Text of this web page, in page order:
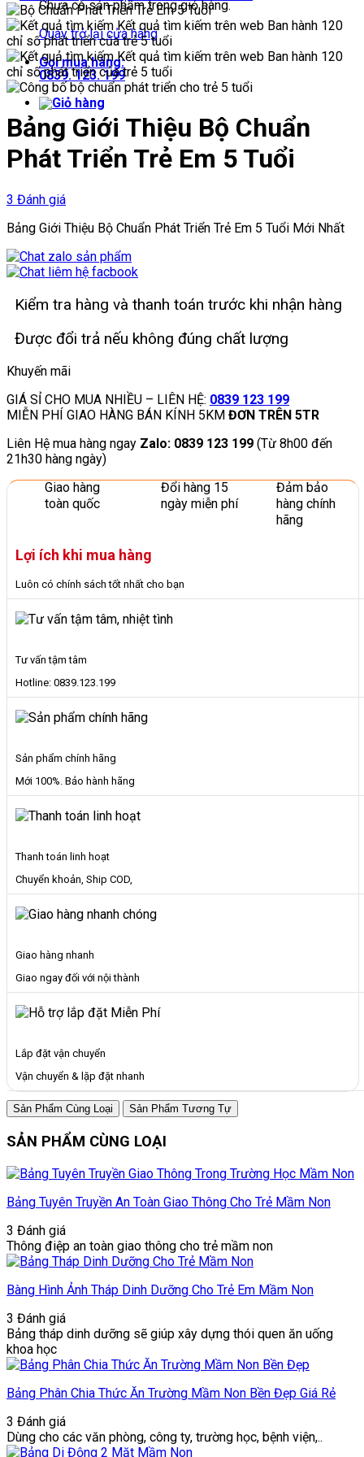
Chưa có sản phẩm trong giỏ hàng.
Quay trở lại cửa hàng
Gọi mua hàng:
0839. 123. 199
Bảng Giới Thiệu Bộ Chuẩn
Phát Triển Trẻ Em 5 Tuổi
3 Đánh giá
Bảng Giới Thiệu Bộ Chuẩn Phát Triển Trẻ Em 5 Tuổi Mới Nhất
Kiểm tra hàng và thanh toán trước khi nhận hàng
Được đổi trả nếu không đúng chất lượng
Khuyến mãi
GIÁ SỈ CHO MUA NHIỀU – LIÊN HỆ: 0839 123 199
MIỄN PHÍ GIAO HÀNG BÁN KÍNH 5KM ĐƠN TRÊN 5TR
Liên Hệ mua hàng ngay Zalo: 0839 123 199 (Từ 8h00 đến
21h30 hàng ngày)
Giao hàng
toàn quốc
Đổi hàng 15
ngày miễn phí
Đảm bảo
hàng chính
hãng
Lợi ích khi mua hàng
Luôn có chính sách tốt nhất cho bạn
Tư vấn tậm tâm
Hotline: 0839.123.199
Sản phẩm chính hãng
Mới 100%. Bảo hành hãng
Thanh toán linh hoạt
Chuyển khoản, Ship COD,
Giao hàng nhanh
Giao ngay đối với nội thành
Lắp đặt vận chuyển
Vận chuyển & lặp đặt nhanh
Sản Phẩm Cùng Loại Sản Phẩm Tương Tự
SẢN PHẨM CÙNG LOẠI
Bảng Tuyên Truyền An Toàn Giao Thông Cho Trẻ Mầm Non
3 Đánh giá
Thông điệp an toàn giao thông cho trẻ mầm non
Bàng Hình Ảnh Tháp Dinh Dưỡng Cho Trẻ Em Mầm Non
3 Đánh giá
Bảng tháp dinh dưỡng sẽ giúp xây dựng thói quen ăn uống
khoa học
Bảng Phân Chia Thức Ăn Trường Mầm Non Bền Đẹp Giá Rẻ
3 Đánh giá
Dùng cho các văn phòng, công ty, trường học, bệnh viện,..